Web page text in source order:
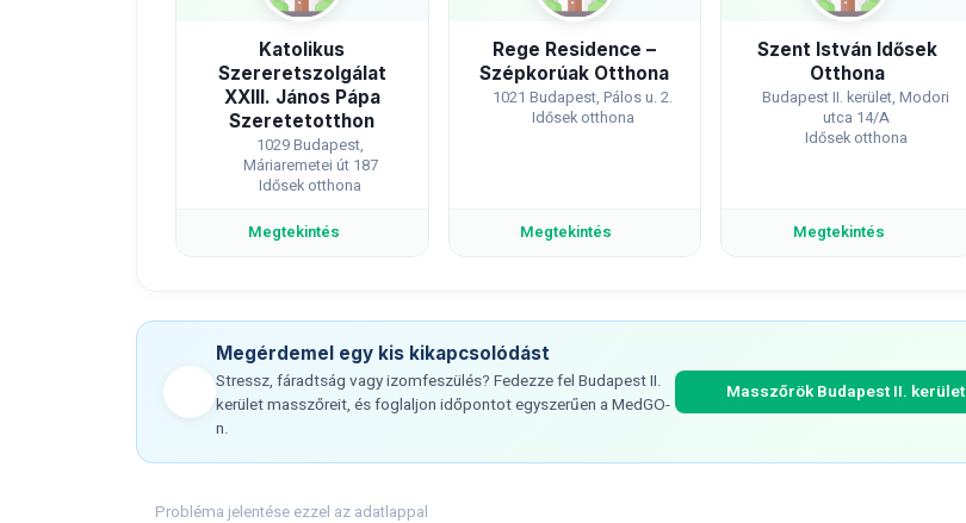
Katolikus
Szereretszolgálat
XXIII. János Pápa
Szeretetotthon
1029 Budapest,
Máriaremetei út 187
Idősek otthona
Megtekintés
Rege Residence –
Szépkorúak Otthona
1021 Budapest, Pálos u. 2.
Idősek otthona
Megtekintés
Szent István Idősek
Otthona
Budapest II. kerület, Modori
utca 14/A
Idősek otthona
Megtekintés
Megérdemel egy kis kikapcsolódást
Stressz, fáradtság vagy izomfeszülés? Fedezze fel Budapest II.
kerület masszőreit, és foglaljon időpontot egyszerűen a MedGO-
n.
Masszőrök Budapest II. kerület
Probléma jelentése ezzel az adatlappal